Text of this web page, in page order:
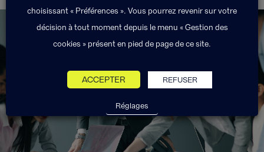
Exponens Solutions fait partie
du groupe Exponens.
Voir le site Exponens
choisissant « Préférences ». Vous pourrez revenir sur votre
décision à tout moment depuis le menu « Gestion des
cookies » présent en pied de page de ce site.
ACCEPTER REFUSER
Réglages